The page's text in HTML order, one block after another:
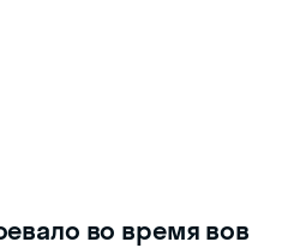
во время вов